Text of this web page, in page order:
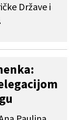
Države i